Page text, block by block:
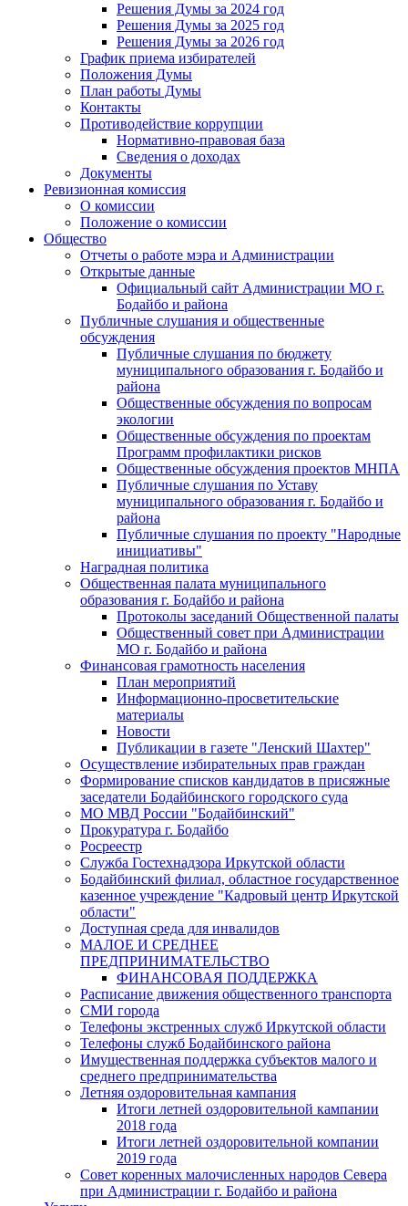
Решения Думы за 2024 год
Решения Думы за 2025 год
Решения Думы за 2026 год
График приема избирателей
Положения Думы
План работы Думы
Контакты
Противодействие коррупции
Нормативно-правовая база
Сведения о доходах
Документы
Ревизионная комиссия
О комиссии
Положение о комиссии
Общество
Отчеты о работе мэра и Администрации
Открытые данные
Официальный сайт Администрации МО г.
Бодайбо и района
Публичные слушания и общественные
обсуждения
Публичные слушания по бюджету
муниципального образования г. Бодайбо и
района
Общественные обсуждения по вопросам
экологии
Общественные обсуждения по проектам
Программ профилактики рисков
Общественные обсуждения проектов МНПА
Публичные слушания по Уставу
муниципального образования г. Бодайбо и
района
Публичные слушания по проекту "Народные
инициативы"
Наградная политика
Общественная палата муниципального
образования г. Бодайбо и района
Протоколы заседаний Общественной палаты
Общественный совет при Администрации
МО г. Бодайбо и района
Финансовая грамотность населения
План мероприятий
Информационно-просветительские
материалы
Новости
Публикации в газете "Ленский Шахтер"
Осуществление избирательных прав граждан
Формирование списков кандидатов в присяжные
заседатели Бодайбинского городского суда
МО МВД России "Бодайбинский"
Прокуратура г. Бодайбо
Росреестр
Служба Гостехнадзора Иркутской области
Бодайбинский филиал, областное государственное
казенное учреждение "Кадровый центр Иркутской
области"
Доступная среда для инвалидов
МАЛОЕ И СРЕДНЕЕ
ПРЕДПРИНИМАТЕЛЬСТВО
ФИНАНСОВАЯ ПОДДЕРЖКА
Расписание движения общественного транспорта
СМИ города
Телефоны экстренных служб Иркутской области
Телефоны служб Бодайбинского района
Имущественная поддержка субъектов малого и
среднего предпринимательства
Летняя оздоровительная кампания
Итоги летней оздоровительной кампании
2018 года
Итоги летней оздоровительной компании
2019 года
Совет коренных малочисленных народов Севера
при Администрации г. Бодайбо и района